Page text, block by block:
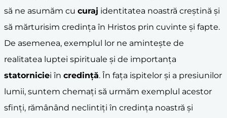
să ne asumăm cu curaj identitatea noastră creștină și
să mărturisim credința în Hristos prin cuvinte și fapte.
De asemenea, exemplul lor ne amintește de
realitatea luptei spirituale și de importanța
statorniciei în credință. În fața ispitelor și a presiunilor
lumii, suntem chemați să urmăm exemplul acestor
sfinți, rămânând neclintiți în credința noastră și